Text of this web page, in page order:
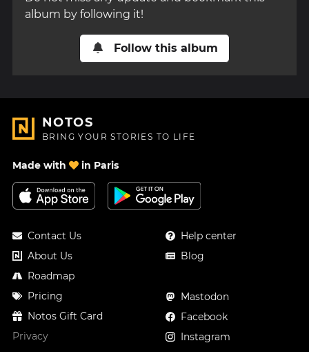
album by following it!
Follow this album
NOTOS
BRING YOUR STORIES TO LIFE
Made with in Paris
Contact Us
About Us
Roadmap
Pricing
Notos Gift Card
Privacy
Help center
Blog
Mastodon
Facebook
Instagram